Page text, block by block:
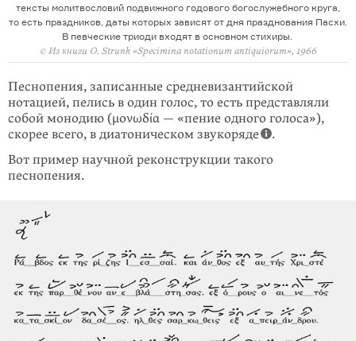
тексты молитвословий подвижного годового богослужебного круга,
то есть праздников, даты которых зависят от дня празднования Пасхи.
В певческие триоди входят в основном стихиры.
© Из книги Ο. Strunk «Specimina notationum antiquiorum», 1966
Песнопения, записанные средневизантийской
нотацией, пелись в один голос, то есть представляли
собой монодию (μονωδία — «пение одного голоса»),
скорее всего, в диатоническом звукоряде
.
Вот пример научной реконструкции такого
песнопения.